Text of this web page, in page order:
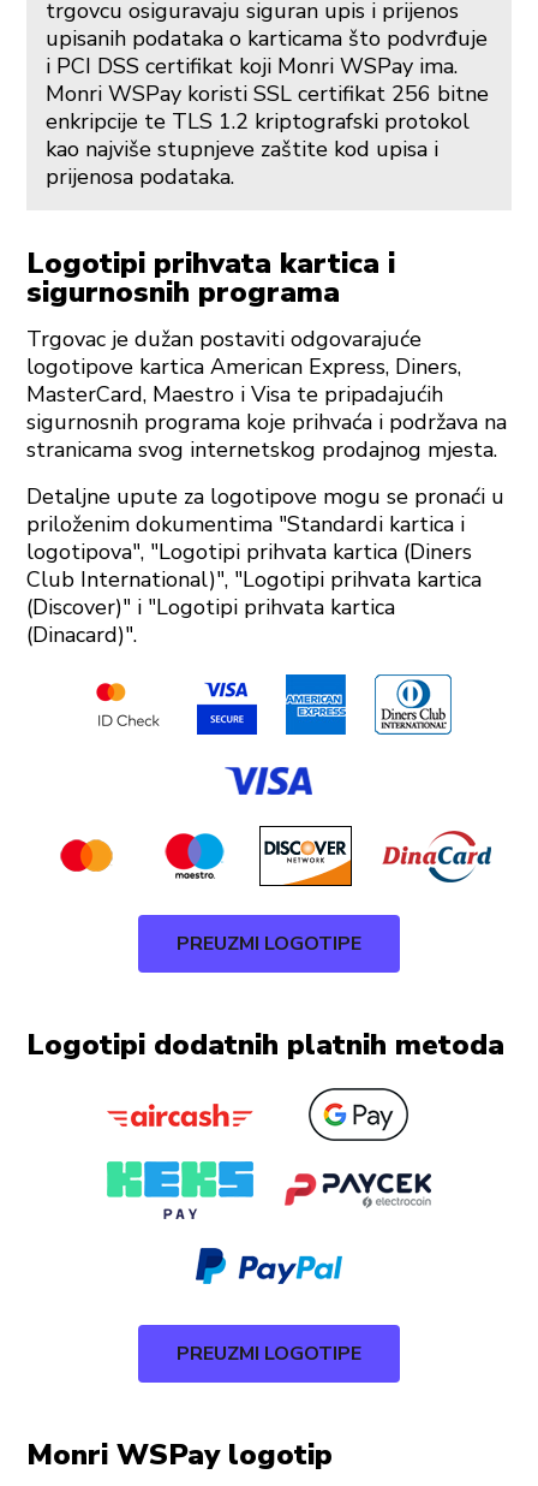
trgovcu osiguravaju siguran upis i prijenos
upisanih podataka o karticama što podvrđuje
i PCI DSS certifikat koji Monri WSPay ima.
Monri WSPay koristi SSL certifikat 256 bitne
enkripcije te TLS 1.2 kriptografski protokol
kao najviše stupnjeve zaštite kod upisa i
prijenosa podataka.
Logotipi prihvata kartica i
sigurnosnih programa
Trgovac je dužan postaviti odgovarajuće
logotipove kartica American Express, Diners,
MasterCard, Maestro i Visa te pripadajućih
sigurnosnih programa koje prihvaća i podržava na
stranicama svog internetskog prodajnog mjesta.
Detaljne upute za logotipove mogu se pronaći u
priloženim dokumentima "Standardi kartica i
logotipova", "Logotipi prihvata kartica (Diners
Club International)", "Logotipi prihvata kartica
(Discover)" i "Logotipi prihvata kartica
(Dinacard)".
PREUZMI LOGOTIPE
Logotipi dodatnih platnih metoda
PREUZMI LOGOTIPE
Monri WSPay logotip